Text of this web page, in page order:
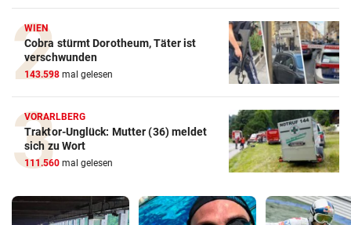
WIEN
Cobra stürmt Dorotheum, Täter ist
verschwunden
143.598 mal gelesen
VORARLBERG
Traktor-Unglück: Mutter (36) meldet
sich zu Wort
111.560 mal gelesen